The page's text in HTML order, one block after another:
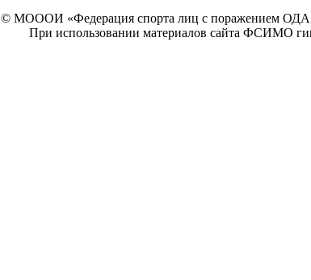
© МОООИ «Федерация спорта лиц с поражением ОДА,
При использовании материалов сайта ФСИМО